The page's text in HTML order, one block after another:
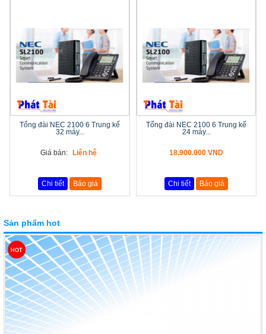
Tổng đài NEC 2100 6 Trung kế
32 máy...
Giá bán: Liên hệ
Chi tiết Báo giá
Tổng đài NEC 2100 6 Trung kế
24 máy...
18.900.000 VND
Chi tiết Báo giá
Sản phẩm hot
HOT